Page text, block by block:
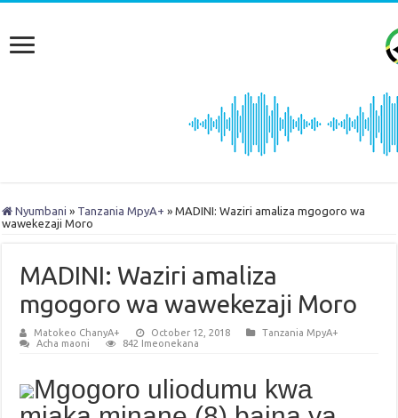
Nyumbani » Tanzania MpyA+ » MADINI: Waziri amaliza mgogoro wa
wawekezaji Moro
MADINI: Waziri amaliza
mgogoro wa wawekezaji Moro
Matokeo ChanyA+ October 12, 2018
Tanzania MpyA+
Acha maoni
842 Imeonekana
Mgogoro uliodumu kwa